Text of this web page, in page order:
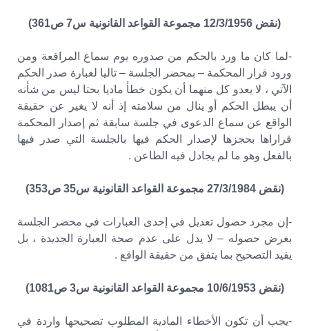
(نقض 12/3/1956 مجموعة القواعد القانونية س7 ص361)
-لما كان ما ورد بالحكم من صدوره يوم سماع المرافعة ومن
ورود قرار المحكمة – بمحضر الجلسة – تاليا لعبارة صدر الحكم
الآتي ، لا يعدو كل منهما أن يكون خطأ ماديا بحتا ليس من شأنه
أن يبطل الحكم أو ينال من سلامته إذ أنه لا يغير عن حقيقة
الواقع عن سماع الدعوى في جلسة سابقة ثم إصدار المحكمة
قراراها بحجزها لإصدار الحكم فيها بالجلسة التي صدر فيها
بالفعل وهو ما لم يجادل فيه الطاعن .
(نقض 27/3/1984 مجموعة القواعد القانونية س35 ص353)
-إن مجرد حصول تعديل في إحدى العبارات في محضر الجلسة
بغرض حصوله – لا يدل على عدم صحة العبارة الجديدة ، بل
يفيد التصحيح بما يتفق من حقيقة الواقع .
(نقض 10/6/1953 مجموعة القواعد القانونية س3 ص1081)
-يجب أن تكون الأخطاء المادية المطلوب تصحيحها واردة في